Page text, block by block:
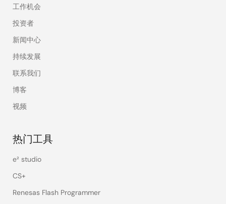
工作机会
投资者
新闻中心
持续发展
联系我们
博客
视频
热门工具
e² studio
CS+
Renesas Flash Programmer